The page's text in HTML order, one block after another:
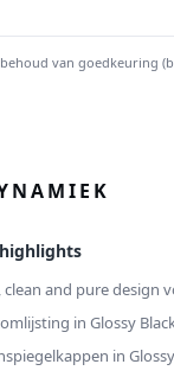
van goedkeuring
clean and pure design
in Glossy
in